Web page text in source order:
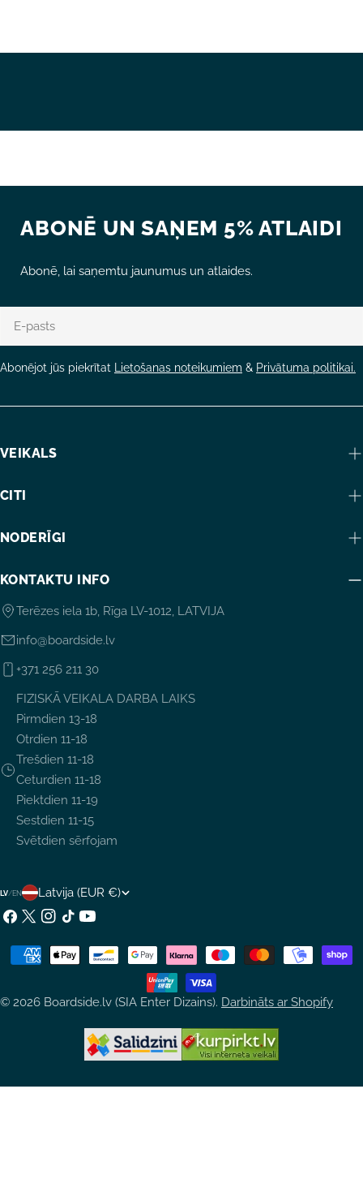
ABONĒ UN SAŅEM 5% ATLAIDI
Abonē, lai saņemtu jaunumus un atlaides.
pasts
Abonējot jūs piekrītat Lietošanas noteikumiem & Privātuma politikai.
VEIKALS
CITI
NODERĪGI
KONTAKTU INFO
Terēzes iela 1b, Rīga LV-1012, LATVIJA
info@boardside.lv
+371 256 211 30
FIZISKĀ VEIKALA DARBA LAIKS
Pirmdien 13-18
Otrdien 11-18
Trešdien 11-18
Ceturdien 11-18
Piektdien 11-19
Sestdien 11-15
Svētdien sērfojam
LV/ENV
A
L
S
T
R
Latvija (EUR €)
Facebook
X
Instagram
TikTokYouTube
© 2026 Boardside.lv (SIA Enter Dizains). Darbināts ar Shopify
Maksājumu